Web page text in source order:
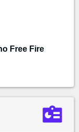
Free Fire